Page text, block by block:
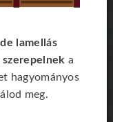
lamellás
szerepelnek a
hagyományos
meg.